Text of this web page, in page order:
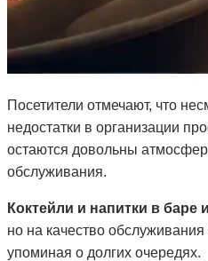
Посетители отмечают, что
недостатки в организации
остаются довольны
обслуживания.
Коктейли и напитки в
но на качество
упоминая о долгих очередях.